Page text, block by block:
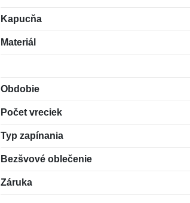
Kapucňa
Materiál
Obdobie
Počet vreciek
Typ zapínania
Bezšvové oblečenie
Záruka